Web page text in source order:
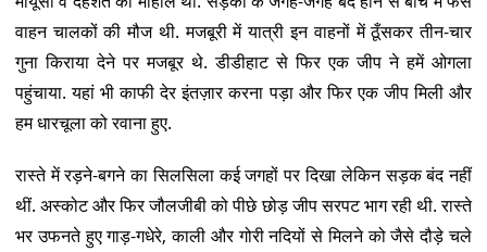
वाहन चालकों की मौज थी. मजबूरी में यात्री इन वाहनों में ठूँसकर तीन-चार
गुना किराया देने पर मजबूर थे. डीडीहाट से फिर एक जीप ने हमें ओगला
पहुंचाया. यहां भी काफी देर इंतज़ार करना पड़ा और फिर एक जीप मिली और
हम धारचूला को रवाना हुए.
रास्ते में रड़ने-बगने का सिलसिला कई जगहों पर दिखा लेकिन सड़क बंद नहीं
थीं. अस्कोट और फिर जौलजीबी को पीछे छोड़ जीप सरपट भाग रही थी. रास्ते
भर उफनते हुए गाड़-गधेरे, काली और गोरी नदियों से मिलने को जैसे दौड़े चले